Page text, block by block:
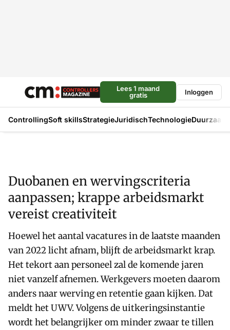
Lees 1 maand
gratis
Inloggen
ControllingSoft skillsStrategieJuridischTechnologie
Duobanen en wervingscriteria
aanpassen; krappe arbeidsmarkt
vereist creativiteit
Hoewel het aantal vacatures in de laatste maanden
van 2022 licht afnam, blijft de arbeidsmarkt krap.
Het tekort aan personeel zal de komende jaren
niet vanzelf afnemen. Werkgevers moeten daarom
anders naar werving en retentie gaan kijken. Dat
meldt het UWV. Volgens de uitkeringsinstantie
wordt het belangrijker om minder zwaar te tillen